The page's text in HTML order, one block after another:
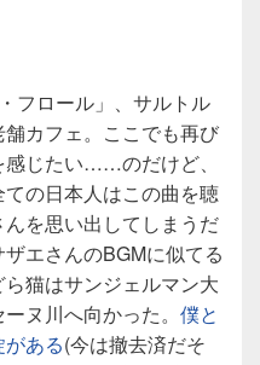
フロール」、サルトル
カフェ。ここでも再び
じたい……のだけど、
の日本人はこの曲を聴
を思い出してしまうだ
エさんのBGMに似てる
猫はサンジェルマン大
ヌ川へ向かった。 僕と
ある(今は撤去済だそ